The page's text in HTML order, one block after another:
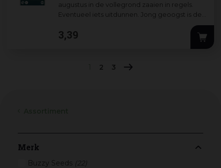
augustus in de vollegrond zaaien in regels.
Eventueel iets uitdunnen. Jong geoogst is de
raap heerlijk mals. Erg lekker gestoomd en in
de rauwkostsalade.
3,39
2 3
Merk
Buzzy Seeds (22)